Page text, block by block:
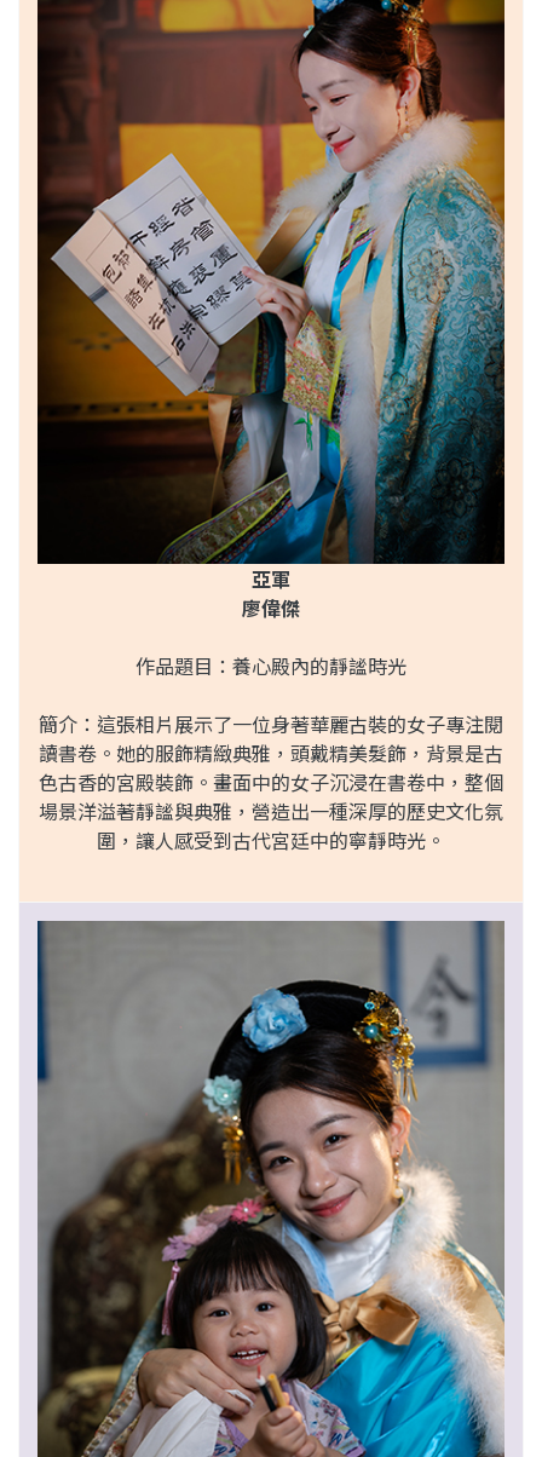
亞軍
廖偉傑
作品題目：養心殿內的靜謐時光
簡介：這張相片展示了一位身著華麗古裝的女子專注閱
讀書卷。她的服飾精緻典雅，頭戴精美髮飾，背景是古
色古香的宮殿裝飾。畫面中的女子沉浸在書卷中，整個
場景洋溢著靜謐與典雅，營造出一種深厚的歷史文化氛
圍，讓人感受到古代宮廷中的寧靜時光。